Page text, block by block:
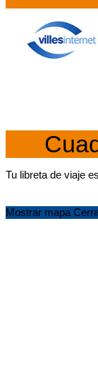
Tu libreta de viaje
Mostrar mapa